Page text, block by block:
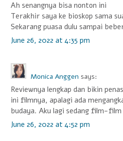
Ah senangnya bisa nonton ini
Terakhir saya ke bioskop sama
Sekarang puasa dulu sampai
June 26, 2022 at 4:35 pm
Monica Anggen says:
Reviewnya lengkap dan bikin
ini filmnya, apalagi ada
budaya. Aku lagi sedang film-
June 26, 2022 at 4:52 pm